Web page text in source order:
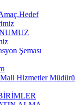
Şeması
Hizmetler Müdürü